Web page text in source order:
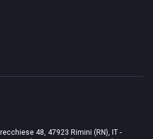
48, 47923 Rimini (RN), IT -